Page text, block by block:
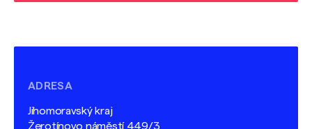
ADRESA
Jihomoravský kraj
Žerotínovo náměstí 449/3